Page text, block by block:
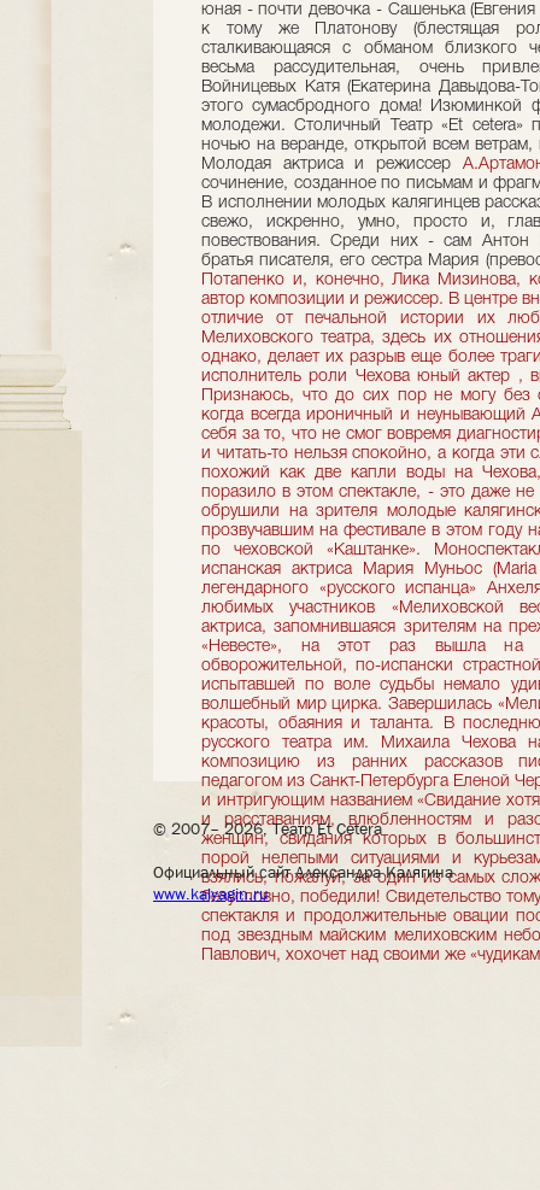
сочинение, созданное по письмам и
В исполнении молодых калягинцев
свежо, искренно, умно, просто и,
повествования. Среди них - сам Антон
братья писателя, его сестра Мария
Потапенко и, конечно, Лика Мизинова,
автор композиции и режиссер. В центре
отличие от печальной истории их
Мелиховского театра, здесь их
однако, делает их разрыв еще более
исполнитель роли Чехова юный актер ,
Признаюсь, что до сих пор не могу без
когда всегда ироничный и неунывающий
себя за то, что не смог вовремя
и читать-то нельзя спокойно, а когда
похожий как две капли воды на
поразило в этом спектакле, - это даже
обрушили на зрителя молодые
прозвучавшим на фестивале в этом году
по чеховской «Каштанке».
испанская актриса Мария Муньос
легендарного «русского испанца»
любимых участников «Мелиховской
актриса, запомнившаяся зрителям на
«Невесте», на этот раз вышла на
обворожительной, по-испански
испытавшей по воле судьбы немало
волшебный мир цирка. Завершилась
красоты, обаяния и таланта. В
русского театра им. Михаила Чехова
композицию из ранних рассказов
педагогом из Санкт-Петербурга Еленой
и интригующим названием «Свидание
и расставаниям, влюбленностям и
женщин, свидания которых в
порой нелепыми ситуациями и
взялись, пожалуй, за один из самых
безусловно, победили! Свидетельство
спектакля и продолжительные овации
под звездным майским мелиховским
Павлович, хохочет над своими же
© 2007– 2026, Театр Et Cetera
Официальный сайт Александра Калягина
www.kalyagin.ru